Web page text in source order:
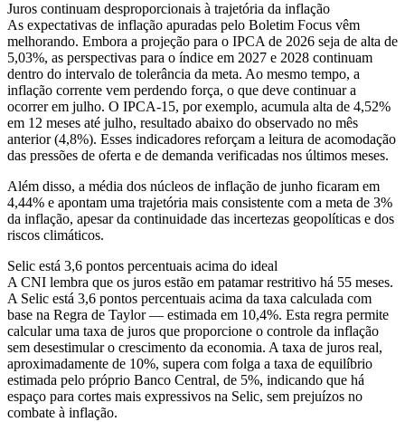
Juros continuam desproporcionais à trajetória da inflação
As expectativas de inflação apuradas pelo Boletim Focus vêm
melhorando. Embora a projeção para o IPCA de 2026 seja de alta de
5,03%, as perspectivas para o índice em 2027 e 2028 continuam
dentro do intervalo de tolerância da meta. Ao mesmo tempo, a
inflação corrente vem perdendo força, o que deve continuar a
ocorrer em julho. O IPCA-15, por exemplo, acumula alta de 4,52%
em 12 meses até julho, resultado abaixo do observado no mês
anterior (4,8%). Esses indicadores reforçam a leitura de acomodação
das pressões de oferta e de demanda verificadas nos últimos meses.
Além disso, a média dos núcleos de inflação de junho ficaram em
4,44% e apontam uma trajetória mais consistente com a meta de 3%
da inflação, apesar da continuidade das incertezas geopolíticas e dos
riscos climáticos.
Selic está 3,6 pontos percentuais acima do ideal
A CNI lembra que os juros estão em patamar restritivo há 55 meses.
A Selic está 3,6 pontos percentuais acima da taxa calculada com
base na Regra de Taylor — estimada em 10,4%. Esta regra permite
calcular uma taxa de juros que proporcione o controle da inflação
sem desestimular o crescimento da economia. A taxa de juros real,
aproximadamente de 10%, supera com folga a taxa de equilíbrio
estimada pelo próprio Banco Central, de 5%, indicando que há
espaço para cortes mais expressivos na Selic, sem prejuízos no
combate à inflação.